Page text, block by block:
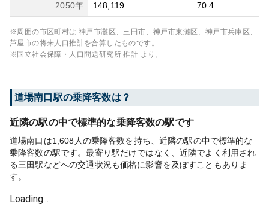
2050年 148,119 70.4
※周囲の市区町村は 神戸市灘区、三田市、神戸市東灘区、神戸市兵庫区、
芦屋市の将来人口推計を合算したものです。
※国立社会保障・人口問題研究所 推計 より。
道場南口駅の乗降客数は？
近隣の駅の中で標準的な乗降客数の駅です
道場南口は1,608人の乗降客数を持ち、近隣の駅の中で標準的な
乗降客数の駅です。最寄り駅だけではなく、近隣でよく利用され
る三田駅などへの交通状況も価格に影響を及ぼすこともありま
す。
Loading...